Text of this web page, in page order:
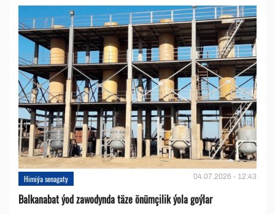
Himiýa senagaty 04.07.2026 - 12:43
Balkanabat ýod zawodynda täze önümçilik ýola goýlar